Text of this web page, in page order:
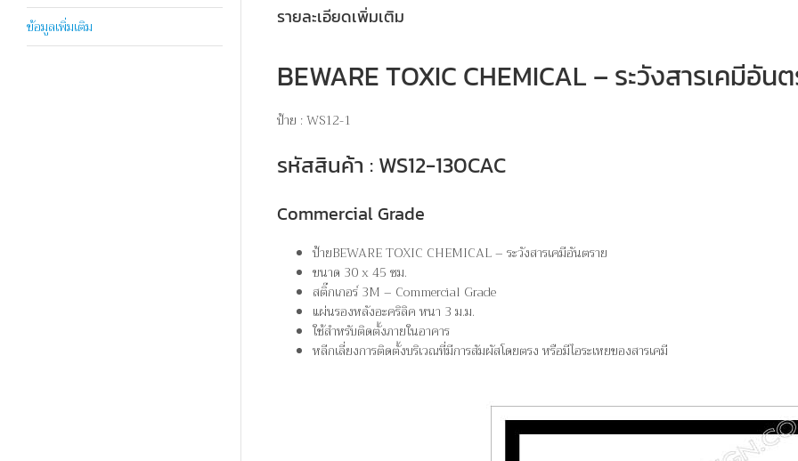
ข้อมูลเพิ่มเติม
รายละเอียดเพิ่มเติม
BEWARE TOXIC CHEMICAL – ระวังสารเคมีอัน
ป้าย : WS12-1
รหัสสินค้า : WS12-130CAC
Commercial Grade
ป้ายBEWARE TOXIC CHEMICAL – ระวังสารเคมีอันตราย
ขนาด 30 x 45 ซม.
สติ๊กเกอร์ 3M – Commercial Grade
แผ่นรองหลังอะคริลิค หนา 3 ม.ม.
ใช้สำหรับติดตั้งภายในอาคาร
หลีกเลี่ยงการติดตั้งบริเวณที่มีการสัมผัสโดยตรง หรือมีไอระเหยของสารเคมี